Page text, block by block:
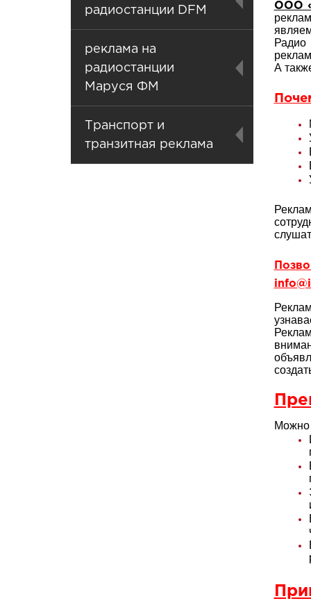
радиостанции DFM
реклама на
радиостанции
Маруся ФМ
Транспорт и
транзитная реклама
ООО
А
Можно